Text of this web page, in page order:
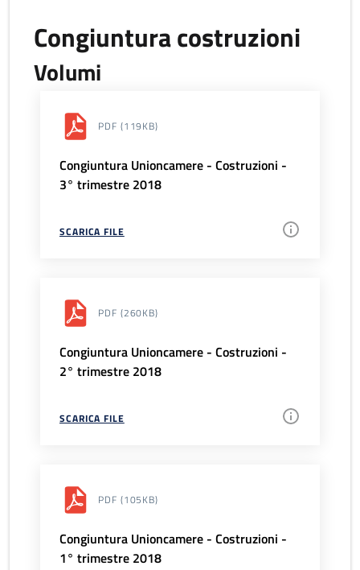
Congiuntura costruzioni
Volumi
PDF (119KB)
Congiuntura Unioncamere - Costruzioni -
3° trimestre 2018
SCARICA FILE
PDF (260KB)
Congiuntura Unioncamere - Costruzioni -
2° trimestre 2018
SCARICA FILE
PDF (105KB)
Congiuntura Unioncamere - Costruzioni -
1° trimestre 2018